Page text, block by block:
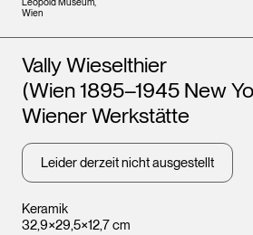
Leopold Museum,
Wien
Keramik
32,9×29,5×12,7 cm
Künstler*innen
Vally Wieselthier
(Wien 1895–1945 New
Wiener Werkstätte
Leider derzeit nicht ausgestellt